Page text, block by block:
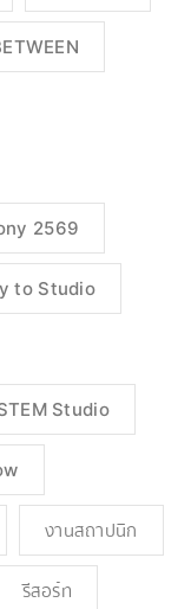
2569
to Studio
Studio
งานสถาปนิก
รีสอร์ท